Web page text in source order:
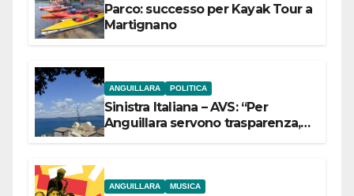
Parco: successo per Kayak Tour a
Martignano
ANGUILLARA POLITICA
Sinistra Italiana – AVS: “Per
Anguillara servono trasparenza,
ANGUILLARA MUSICA